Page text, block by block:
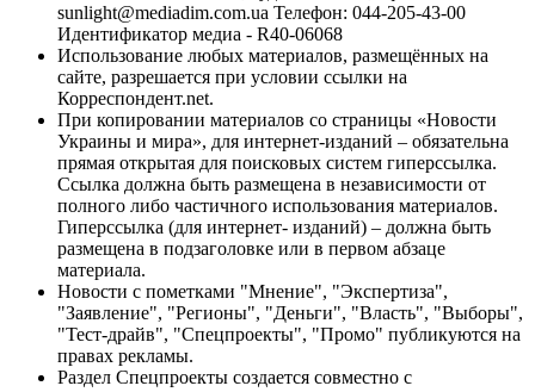
sunlight@mediadim.com.ua Телефон: 044-205-43-00
Идентификатор медиа - R40-06068
Использование любых материалов, размещённых на
сайте, разрешается при условии ссылки на
Корреспондент.net.
При копировании материалов со страницы «Новости
Украины и мира», для интернет-изданий – обязательна
прямая открытая для поисковых систем гиперссылка.
Ссылка должна быть размещена в независимости от
полного либо частичного использования материалов.
Гиперссылка (для интернет- изданий) – должна быть
размещена в подзаголовке или в первом абзаце
материала.
Новости с пометками "Мнение", "Экспертиза",
"Заявление", "Регионы", "Деньги", "Власть", "Выборы",
"Тест-драйв", "Спецпроекты", "Промо" публикуются на
правах рекламы.
Раздел Спецпроекты создается совместно с